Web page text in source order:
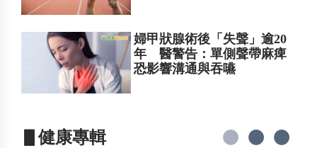
婦甲狀腺術後「失聲」逾20
年 醫警告：單側聲帶麻痺
恐影響溝通與吞嚥
▋健康專輯